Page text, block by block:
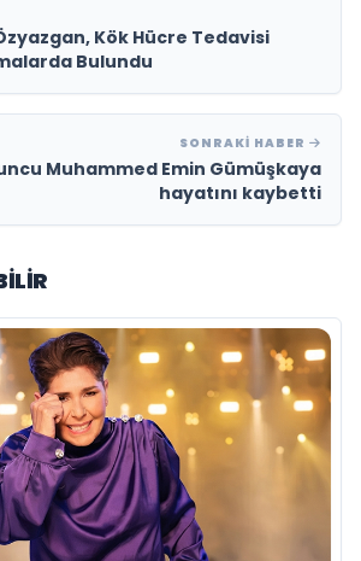
Kök Hücre Tedavisi
Bulundu
SONRAKI HABER
Muhammed Emin Gümüşkaya
hayatını kaybetti